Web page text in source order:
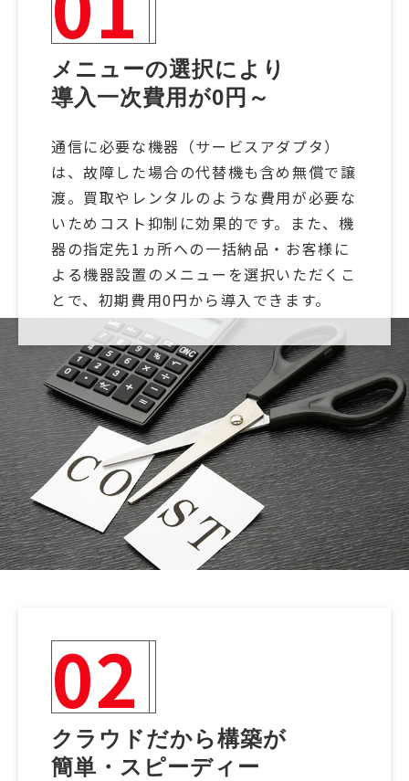
メニューの選択により
導入一次費用が0円～
通信に必要な機器（サービスアダプタ）
は、故障した場合の代替機も含め無償で譲
渡。買取やレンタルのような費用が必要な
いためコスト抑制に効果的です。また、機
器の指定先1ヵ所への一括納品・お客様に
よる機器設置のメニューを選択いただくこ
とで、初期費用0円から導入できます。
02
クラウドだから構築が
簡単・スピーディー